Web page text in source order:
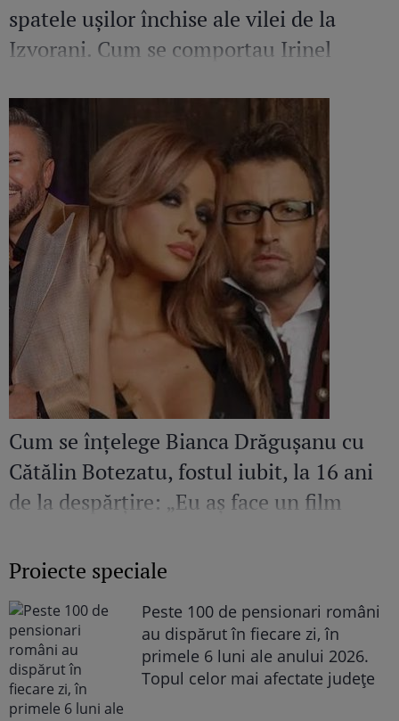
spatele ușilor închise ale vilei de la
Izvorani. Cum se comportau Irinel
erau în public
Cum se înțelege Bianca Drăgușanu cu
Cătălin Botezatu, fostul iubit, la 16 ani
de la despărțire: „Eu aș face un film
cunosc un om de calitatea aceasta”
Proiecte speciale
Peste 100 de pensionari români
au dispărut în fiecare zi, în
primele 6 luni ale anului 2026.
Topul celor mai afectate județe